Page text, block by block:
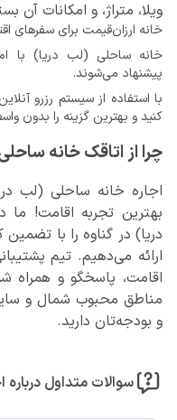
ویلا، متراژ، و امکانات آن
خانه ارزان‌قیمت برای
خانه ساحلی (لب دریا) با
پیشنهاد می‌شوند.
با استفاده از سیستم رزرو
کنید و بهترین گزینه را بدون
چرا از اتاقک خانه
اجاره خانه ساحلی (لب
بهترین تجربه اقامت! ما
دریا) در گناوه را با
ارائه می‌دهیم. تیم
اقامت، پاسخگو و همراه
مناطق محبوب شمال و
و بودجه‌تان دارید.
سوالات متداول درباره